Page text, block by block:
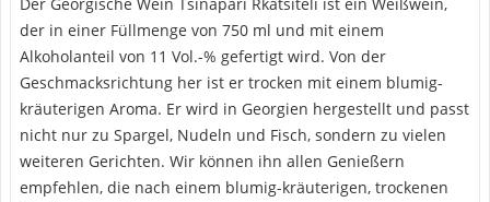
der in einer Füllmenge von 750 ml und mit einem
Alkoholanteil von 11 Vol.-% gefertigt wird. Von der
Geschmacksrichtung her ist er trocken mit einem blumig-
kräuterigen Aroma. Er wird in Georgien hergestellt und passt
nicht nur zu Spargel, Nudeln und Fisch, sondern zu vielen
weiteren Gerichten. Wir können ihn allen Genießern
empfehlen, die nach einem blumig-kräuterigen, trockenen